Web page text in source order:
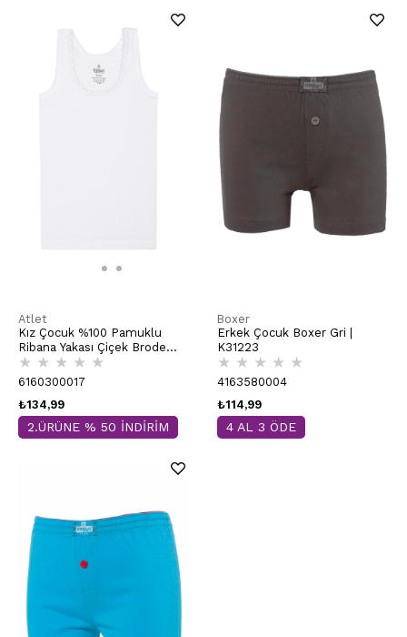
Atlet
Kız Çocuk %100 Pamuklu
Ribana Yakası Çiçek Brode
Kalın Askılı Atlet | Beyaz
K0800
★ ★ ★ ★ ★
6160300017
₺134,99
2.ÜRÜNE % 50 İNDİRİM
Boxer
Erkek Çocuk Boxer Gri |
K31223
★ ★ ★ ★ ★
4163580004
₺114,99
4 AL 3 ÖDE